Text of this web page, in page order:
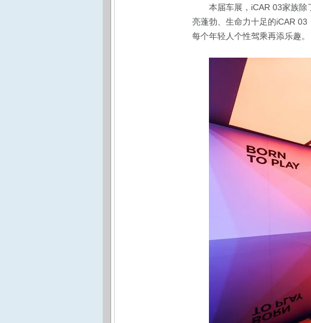
本届车展，iCAR 03家族
亮蓬勃、生命力十足的iCAR
每个年轻人个性驾乘再添乐趣。